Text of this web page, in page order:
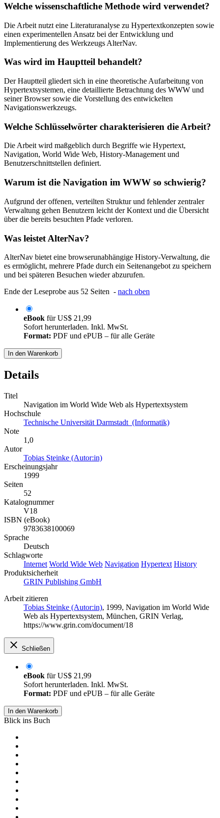
Welche wissenschaftliche Methode wird verwendet?
Die Arbeit nutzt eine Literaturanalyse zu Hypertextkonzepten sowie
einen experimentellen Ansatz bei der Entwicklung und
Implementierung des Werkzeugs AlterNav.
Was wird im Hauptteil behandelt?
Der Hauptteil gliedert sich in eine theoretische Aufarbeitung von
Hypertextsystemen, eine detaillierte Betrachtung des WWW und
seiner Browser sowie die Vorstellung des entwickelten
Navigationswerkzeugs.
Welche Schlüsselwörter charakterisieren die Arbeit?
Die Arbeit wird maßgeblich durch Begriffe wie Hypertext,
Navigation, World Wide Web, History-Management und
Benutzerschnittstellen definiert.
Warum ist die Navigation im WWW so schwierig?
Aufgrund der offenen, verteilten Struktur und fehlender zentraler
Verwaltung gehen Benutzern leicht der Kontext und die Übersicht
über die bereits besuchten Pfade verloren.
Was leistet AlterNav?
AlterNav bietet eine browserunabhängige History-Verwaltung, die
es ermöglicht, mehrere Pfade durch ein Seitenangebot zu speichern
und bei späteren Besuchen wieder abzurufen.
Ende der Leseprobe aus 52 Seiten - nach oben
eBook fürUS$ 21,99
Sofort herunterladen. Inkl. MwSt.
Format: PDF und ePUB – für alle Geräte
In den Warenkorb
Details
Titel
Navigation im World Wide Web als Hypertextsystem
Hochschule
Technische Universität Darmstadt (Informatik)
Note
1,0
Autor
Tobias Steinke (Autor:in)
Erscheinungsjahr
1999
Seiten
52
Katalognummer
V18
ISBN (eBook)
9783638100069
Sprache
Deutsch
Schlagworte
Internet World Wide Web Navigation Hypertext History
Produktsicherheit
GRIN Publishing GmbH
Arbeit zitieren
Tobias Steinke (Autor:in), 1999, Navigation im World Wide
Web als Hypertextsystem, München, GRIN Verlag,
https://www.grin.com/document/18
Schließen
eBook fürUS$ 21,99
Sofort herunterladen. Inkl. MwSt.
Format: PDF und ePUB – für alle Geräte
In den Warenkorb
Blick ins Buch